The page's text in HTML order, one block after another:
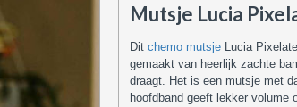
Mutsje Lucia
Dit chemo mutsjeLucia
gemaakt van heerlijk zachte
draagt. Het is een mutsje met
hoofdband geeft lekker volume